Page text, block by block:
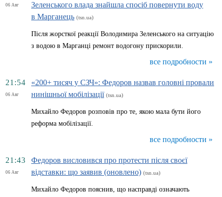
06 Авг
Зеленського влада знайшла спосіб повернути воду
в Марганець (tsn.ua)
Після жорсткої реакції Володимира Зеленського на ситуацію
з водою в Марганці ремонт водогону прискорили.
все подробности »
21:54
06 Авг
«200+ тисяч у СЗЧ»: Федоров назвав головні провали
нинішньої мобілізації (tsn.ua)
Михайло Федоров розповів про те, якою мала бути його
реформа мобілізації.
все подробности »
21:43
06 Авг
Федоров висловився про протести після своєї
відставки: що заявив (оновлено) (tsn.ua)
Михайло Федоров пояснив, що насправді означають